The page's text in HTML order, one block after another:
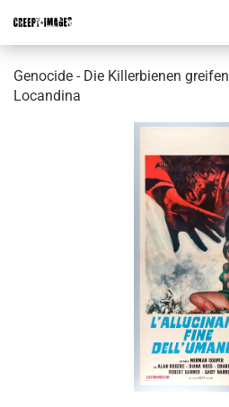
Genocide - Die Killerbienen
Locandina